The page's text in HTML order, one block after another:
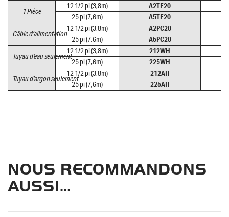
1 Pièce
12 1/2 pi (3,8m)
A2TF20
25 pi (7,6m)
A5TF20
Câble d’alimentation
12 1/2 pi (3,8m)
A2PC20
25 pi (7,6m)
A5PC20
Tuyau d’eau seulement
12 1/2 pi (3,8m)
212WH
25 pi (7,6m)
225WH
Tuyau d’argon seulement
12 1/2 pi (3,8m)
212AH
25 pi (7,6m)
225AH
NOUS RECOMMANDONS
AUSSI…